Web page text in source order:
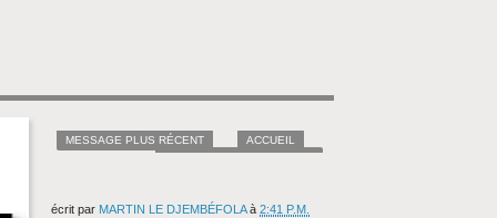
écrit par MARTIN LE DJEMBÉFOLAà 2:41 P.M.
MESSAGE PLUS RÉCENT
ACCUEIL